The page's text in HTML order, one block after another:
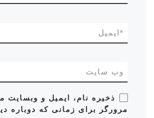
ایمیل *
وب‌ سایت
ذخیره نام، ایمیل و وبسایت
مرورگر برای زمانی که دوباره